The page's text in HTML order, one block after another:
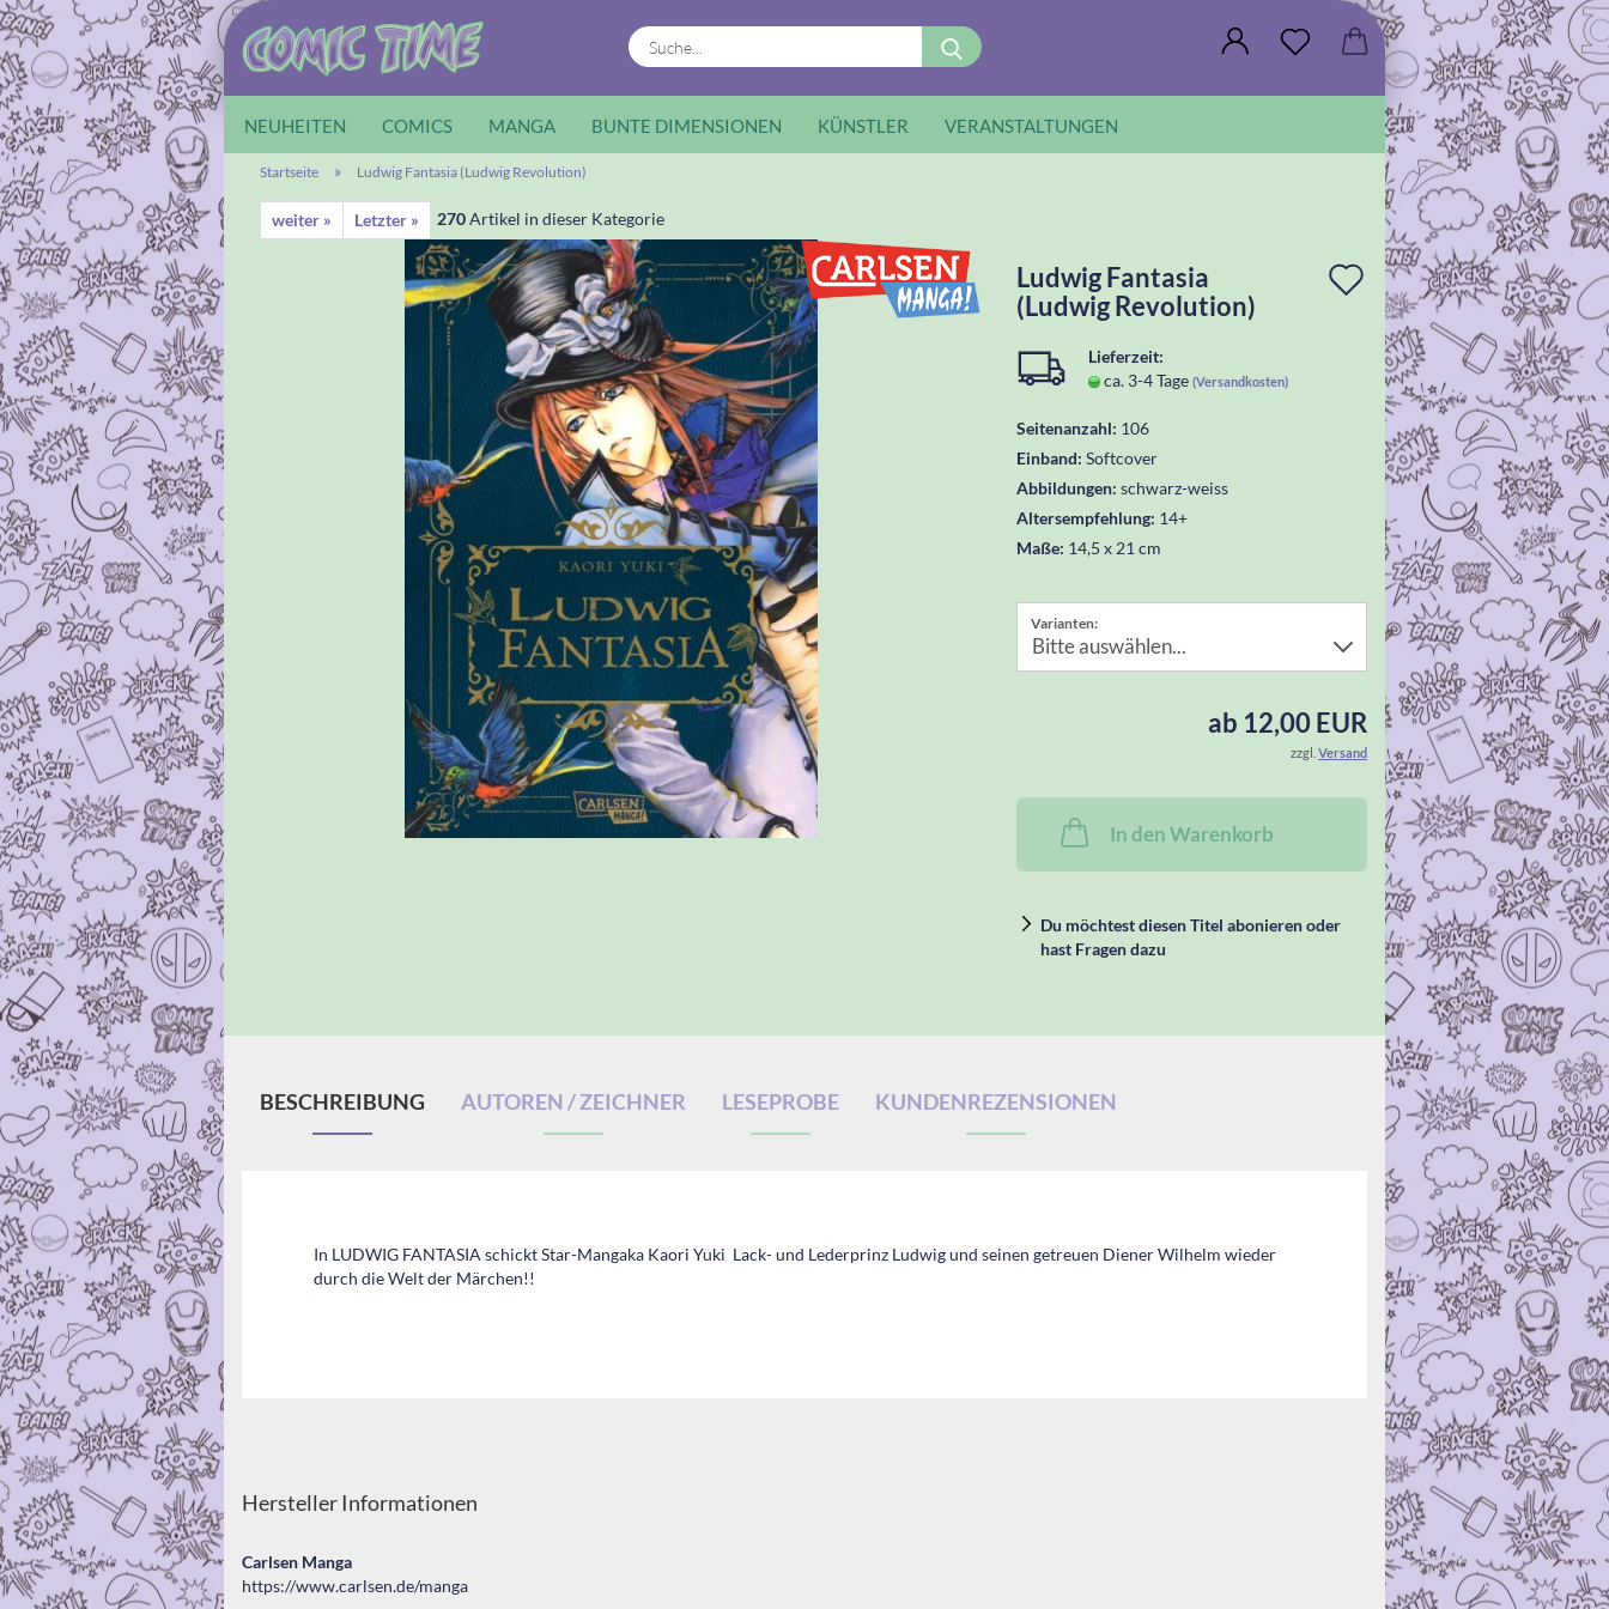
Suche...
NEUHEITEN COMICS MANGA BUNTE DIMENSIONEN KÜNSTLER VERANSTALTUNGEN
Startseite » Ludwig Fantasia (Ludwig Revolution)
weiter » Letzter » 270Artikel in dieser Kategorie
In
die
Wunschliste
legen
Ludwig Fantasia
(Ludwig Revolution)
Lieferzeit:
ca. 3-4 Tage (Versandkosten)
Seitenanzahl: 106
Einband: Softcover
Abbildungen: schwarz-weiss
Altersempfehlung: 14+
Maße: 14,5 x 21 cm
Varianten:
ab 12,00 EUR
zzgl. Versand
In den Warenkorb
Du möchtest diesen Titel abonieren oder
hast Fragen dazu
BESCHREIBUNG AUTOREN / ZEICHNER LESEPROBE KUNDENREZENSIONEN
In LUDWIG FANTASIA schickt Star-Mangaka Kaori Yuki Lack- und Lederprinz Ludwig und seinen getreuen Diener Wilhelm wieder
durch die Welt der Märchen!!
Hersteller Informationen
Carlsen Manga
https://www.carlsen.de/manga